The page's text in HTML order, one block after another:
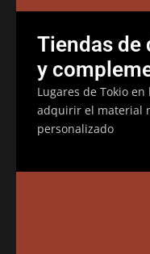
Tiendas de
y
Lugares de Tokio
adquirir el material
personalizado